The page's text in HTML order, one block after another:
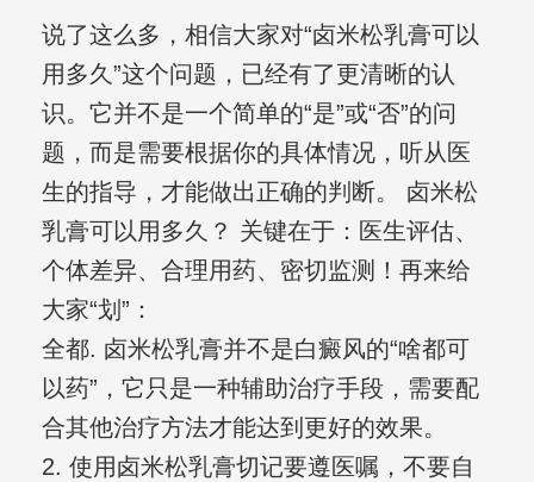
说了这么多，相信大家对“卤米松乳膏可以
用多久”这个问题，已经有了更清晰的认
识。它并不是一个简单的“是”或“否”的问
题，而是需要根据你的具体情况，听从医
生的指导，才能做出正确的判断。 卤米松
乳膏可以用多久？ 关键在于：医生评估、
个体差异、合理用药、密切监测！再来给
大家“划”：
全都. 卤米松乳膏并不是白癜风的“啥都可
以药”，它只是一种辅助治疗手段，需要配
合其他治疗方法才能达到更好的效果。
2. 使用卤米松乳膏切记要遵医嘱，不要自